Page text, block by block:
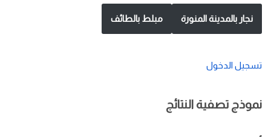
نجار بالمدينة المنورة مبلط بالطائف
تسجيل الدخول
نموذج تصفية النتائج